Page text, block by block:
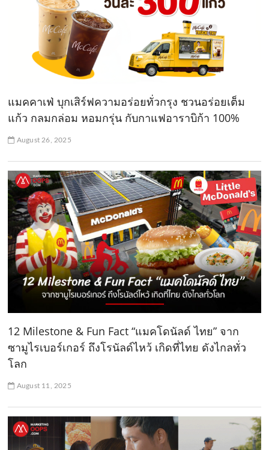
แมคคาเฟ่ บุกเสิร์ฟความอร่อยทั่วกรุง ชวนอร่อยเต็ม
แก้ว กลมกล่อม หอมกรุ่น กับกาแฟอาราบิก้า 100%
August 26, 2025
12 Milestone & Fun Fact “แมคโดนัลด์ ไทย” จาก
ซามูไรเบอร์เกอร์ ถึงโรนัลด์ไหว้ เกิดที่ไทย ดังไกลทั่ว
โลก
August 11, 2025